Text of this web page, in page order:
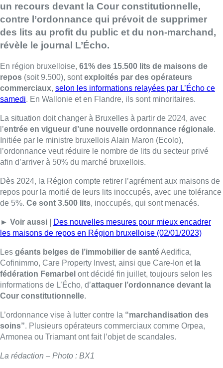
un recours devant la Cour constitutionnelle,
contre l’ordonnance qui prévoit de supprimer
des lits au profit du public et du non-marchand,
révèle le journal L’Écho.
En région bruxelloise, 61% des 15.500 lits de maisons de
repos (soit 9.500), sontexploités par des opérateurs
commerciaux, selon les informations relayées par L’Écho ce
samedi. En Wallonie et en Flandre, ils sont minoritaires.
La situation doit changer à Bruxelles à partir de 2024, avec
l’entrée en vigueur d’une nouvelle ordonnance régionale.
Initiée par le ministre bruxellois Alain Maron (Ecolo),
l’ordonnance veut réduire le nombre de lits du secteur privé
afin d’arriver à 50% du marché bruxellois.
Dès 2024, la Région compte retirer l’agrément aux maisons de
repos pour la moitié de leurs lits inoccupés, avec une tolérance
de 5%. Ce sont 3.500 lits, inoccupés, qui sont menacés.
► Voir aussi |
Des nouvelles mesures pour mieux encadrer
les maisons de repos en Région bruxelloise (02/01/2023)
Les géants belges de l’immobilier de santéAedifica,
Cofinimmo, Care Property Invest, ainsi que Care-Ion et la
fédération Femarbel ont décidé fin juillet, toujours selon les
informations de L’Écho, d’attaquer l’ordonnance devant la
Cour constitutionnelle.
L’ordonnance vise à lutter contre la “marchandisation des
soins”. Plusieurs opérateurs commerciaux comme Orpea,
Armonea ou Triamant ont fait l’objet de scandales.
La rédaction – Photo : BX1